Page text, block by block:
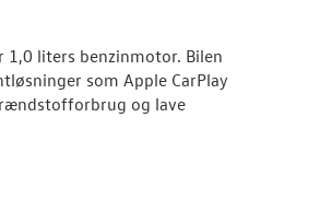
liters benzinmotor. Bilen
som Apple CarPlay
og lave